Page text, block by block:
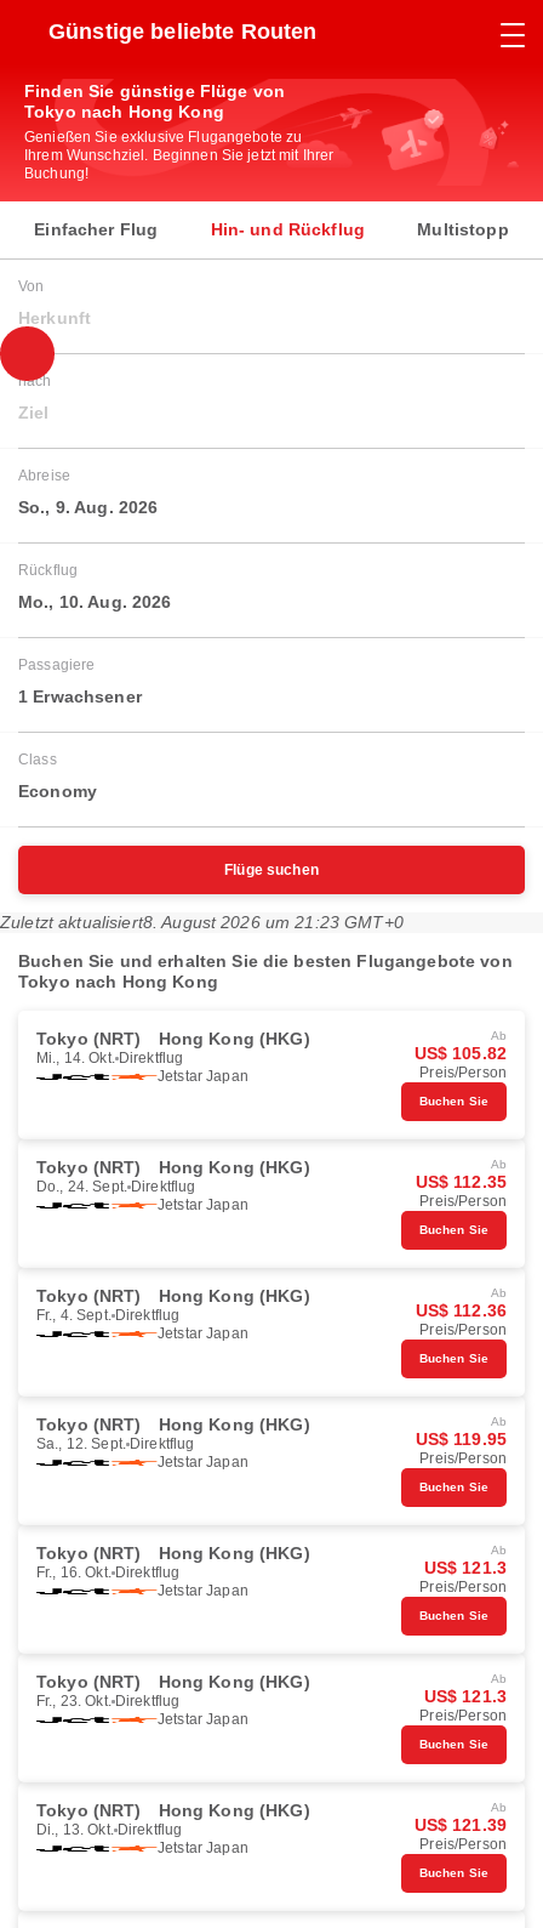
Günstige beliebte Routen
Finden Sie günstige Flüge von
Tokyo nach Hong Kong
Genießen Sie exklusive Flugangebote zu
Ihrem Wunschziel. Beginnen Sie jetzt mit Ihrer
Buchung!
Einfacher Flug Hin- und Rückflug Multistopp
Von
Herkunft
nach
Ziel
Abreise
So., 9. Aug. 2026
Rückflug
Mo., 10. Aug. 2026
Passagiere
1 Erwachsener
Class
Economy
Flüge suchen
Zuletzt aktualisiert8. August 2026 um 21:23 GMT+0
Buchen Sie und erhalten Sie die besten Flugangebote von
Tokyo nach Hong Kong
Tokyo (NRT) Hong Kong (HKG)
Mi., 14. Okt. Direktflug
Jetstar Japan
Ab
US$ 105.82
Preis/Person
Buchen Sie
Tokyo (NRT) Hong Kong (HKG)
Do., 24. Sept. Direktflug
Jetstar Japan
Ab
US$ 112.35
Preis/Person
Buchen Sie
Tokyo (NRT) Hong Kong (HKG)
Fr., 4. Sept. Direktflug
Jetstar Japan
Ab
US$ 112.36
Preis/Person
Buchen Sie
Tokyo (NRT) Hong Kong (HKG)
Sa., 12. Sept. Direktflug
Jetstar Japan
Ab
US$ 119.95
Preis/Person
Buchen Sie
Tokyo (NRT) Hong Kong (HKG)
Fr., 16. Okt. Direktflug
Jetstar Japan
Ab
US$ 121.3
Preis/Person
Buchen Sie
Tokyo (NRT) Hong Kong (HKG)
Fr., 23. Okt. Direktflug
Jetstar Japan
Ab
US$ 121.3
Preis/Person
Buchen Sie
Tokyo (NRT) Hong Kong (HKG)
Di., 13. Okt. Direktflug
Jetstar Japan
Ab
US$ 121.39
Preis/Person
Buchen Sie